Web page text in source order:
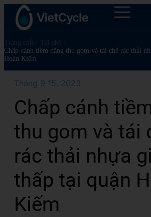
Trang chủ Tái chế
Chấp cánh tiềm năng thu gom và tái chế rác thải
Hoàn Kiếm
Tháng 9 15, 2023
Chấp cánh
thu gom và tái
rác thải nhựa
thấp tại quận
Kiếm